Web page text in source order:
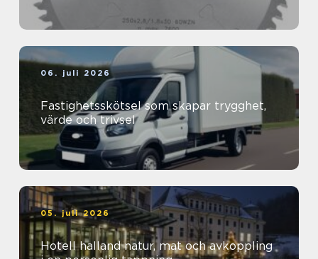
06. juli 2026
Fastighetsskötsel som skapar trygghet,
värde och trivsel
05. juli 2026
Hotell halland natur, mat och avkoppling